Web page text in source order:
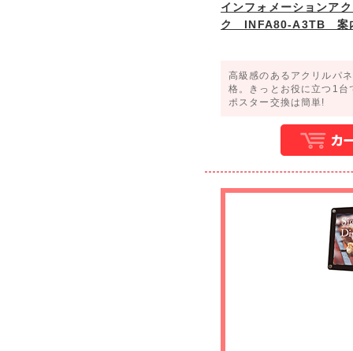
インフォメーションア
ク INFA80-A3TB 案
高級感のあるアクリルパ
格。きっとお役に立つ1台
ポスター交換は簡単!